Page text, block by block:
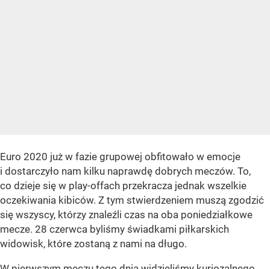
Euro 2020 już w fazie grupowej obfitowało w emocje
i dostarczyło nam kilku naprawdę dobrych meczów. To,
co dzieje się w play-offach przekracza jednak wszelkie
oczekiwania kibiców. Z tym stwierdzeniem muszą zgodzić
się wszyscy, którzy znaleźli czas na oba poniedziałkowe
mecze. 28 czerwca byliśmy świadkami piłkarskich
widowisk, które zostaną z nami na długo.